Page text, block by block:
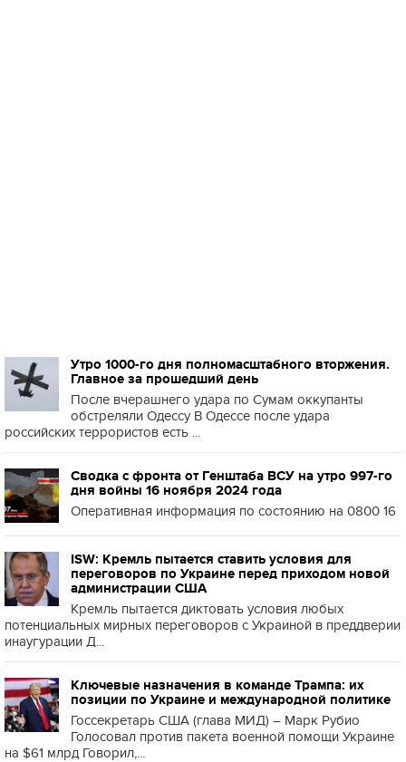
Утро 1000-го дня полномасштабного вторжения.
Главное за прошедший день
После вчерашнего удара по Сумам оккупанты
обстреляли Одессу В Одессе после удара
российских террористов есть ...
Сводка с фронта от Генштаба ВСУ на утро 997-го
дня войны 16 ноября 2024 года
Оперативная информация по состоянию на 0800 16
ISW: Кремль пытается ставить условия для
переговоров по Украине перед приходом новой
администрации США
Кремль пытается диктовать условия любых
потенциальных мирных переговоров с Украиной в преддверии
инаугурации Д...
Ключевые назначения в команде Трампа: их
позиции по Украине и международной политике
Госсекретарь США (глава МИД) – Марк Рубио
Голосовал против пакета военной помощи Украине
на $61 млрд Говорил,...